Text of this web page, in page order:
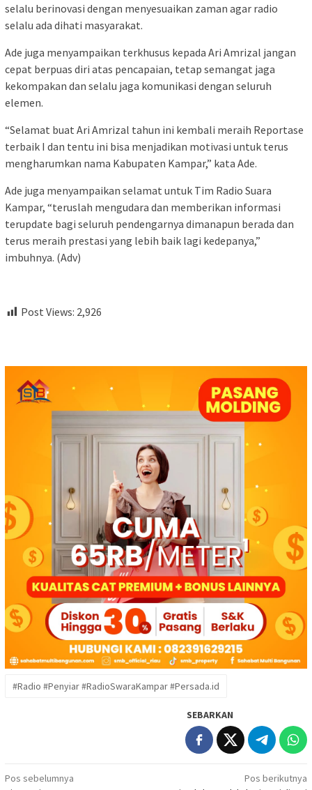
selalu berinovasi dengan menyesuaikan zaman agar radio
selalu ada dihati masyarakat.
Ade juga menyampaikan terkhusus kepada Ari Amrizal jangan
cepat berpuas diri atas pencapaian, tetap semangat jaga
kekompakan dan selalu jaga komunikasi dengan seluruh
elemen.
“Selamat buat Ari Amrizal tahun ini kembali meraih Reportase
terbaik I dan tentu ini bisa menjadikan motivasi untuk terus
mengharumkan nama Kabupaten Kampar,” kata Ade.
Ade juga menyampaikan selamat untuk Tim Radio Suara
Kampar, “teruslah mengudara dan memberikan informasi
terupdate bagi seluruh pendengarnya dimanapun berada dan
terus meraih prestasi yang lebih baik lagi kedepanya,”
imbuhnya. (Adv)
Post Views: 2,926
#Radio #Penyiar #RadioSwaraKampar #Persada.id
SEBARKAN
Navigasi
Pos sebelumnya
Pos berikutnya